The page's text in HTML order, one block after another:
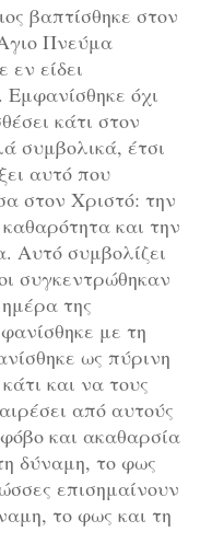
βαπτίσθηκε στον
Πνεύμα
εν είδει
Εμφανίσθηκε όχι
κάτι στον
συμβολικά, έτσι
αυτό που
στον Χριστό: την
και την
Αυτό συμβολίζει
συγκεντρώθηκαν
της
με τη
ως πύρινη
και να τους
από αυτούς
και ακαθαρσία
δύναμη, το φως
επισημαίνουν
το φως και τη